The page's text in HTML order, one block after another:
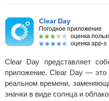
Clear Day
Погодное приложение
оценка
оценка app-s
Clear Day представляет
приложение. Clear Day — это
реальном времени,
значки в виде солнца и